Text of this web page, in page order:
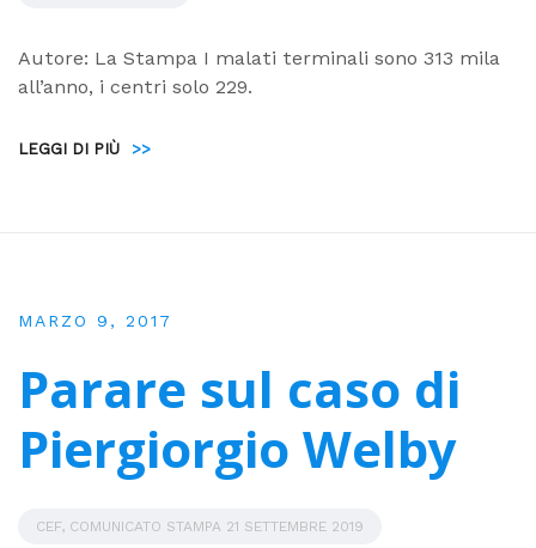
Autore: La Stampa I malati terminali sono 313 mila
all’anno, i centri solo 229.
LEGGI DI PIÙ >>
MARZO 9, 2017
Parare sul caso di
Piergiorgio Welby
CEF, COMUNICATO STAMPA 21 SETTEMBRE 2019